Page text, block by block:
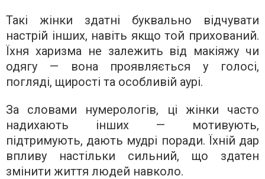
Такі жінки здатні буквально відчувати
настрій інших, навіть якщо той прихований.
Їхня харизма не залежить від макіяжу чи
одягу — вона проявляється у голосі,
погляді, щирості та особливій аурі.
За словами нумерологів, ці жінки часто
надихають інших — мотивують,
підтримують, дають мудрі поради. Їхній дар
впливу настільки сильний, що здатен
змінити життя людей навколо.